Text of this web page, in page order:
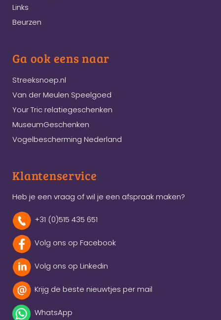
Links
Beurzen
Ga ook eens naar
Streeksnoep.nl
Van der Meulen Speelgoed
Your Tric relatiegeschenken
MuseumGeschenken
Vogelbescherming Nederland
Klantenservice
Heb je een vraag of wil je een afspraak maken?
+31 (0)515 435 651
Volg ons op Facebook
Volg ons op Linkedin
Krijg de beste nieuwtjes per mail
WhatsApp